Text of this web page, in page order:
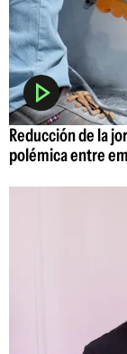
Reducción de la
polémica entre